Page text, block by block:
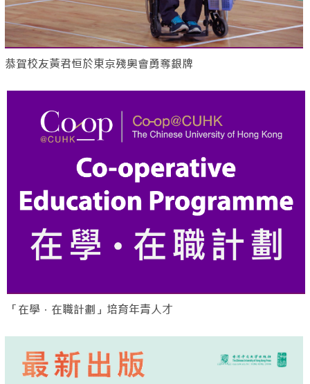
恭賀校友黃君恒於東京殘奧會勇奪銀牌
「在學．在職計劃」培育年青人才